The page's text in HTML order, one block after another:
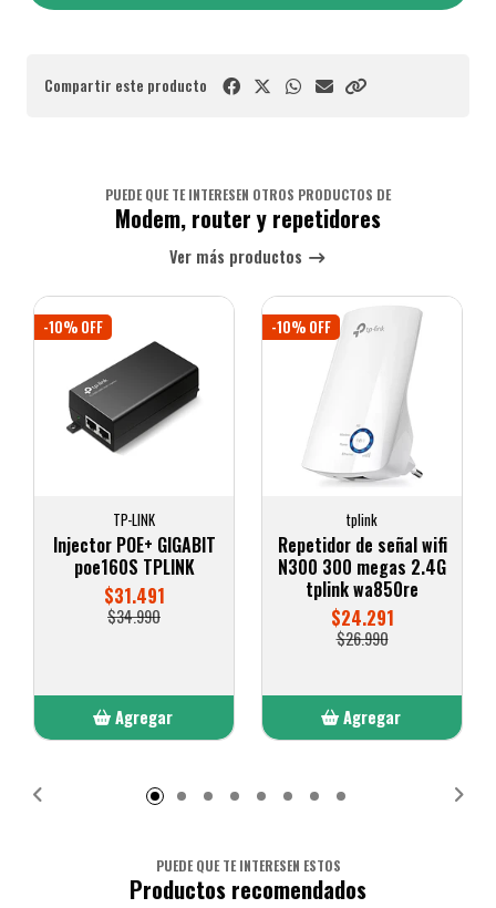
Compartir este producto
PUEDE QUE TE INTERESEN OTROS PRODUCTOS DE
Modem, router y repetidores
Ver más productos
-10% OFF
TP-LINK
Injector POE+ GIGABIT
poe160S TPLINK
$31.491
$34.990
Agregar
-10% OFF
tplink
Repetidor de señal wifi
N300 300 megas 2.4G
tplink wa850re
$24.291
$26.990
Agregar
PUEDE QUE TE INTERESEN ESTOS
Productos recomendados